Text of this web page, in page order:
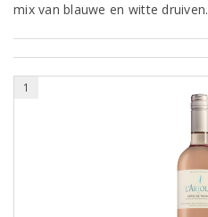
mix van blauwe en witte druiven.
1